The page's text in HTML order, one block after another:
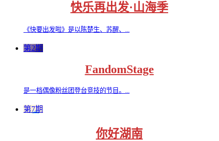
快乐再出发·山海季
《快要出发啦》是以陈楚生、苏醒、...
第2期
FandomStage
是一档偶像粉丝团登台竞技的节目。...
第7期
你好湖南